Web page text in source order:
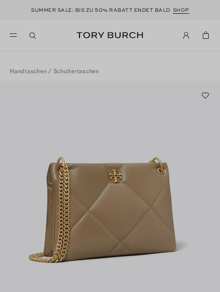
SUMMER SALE: BIS ZU50% RABATT ENDET BALD SHOP
Handtaschen / Schultertaschen